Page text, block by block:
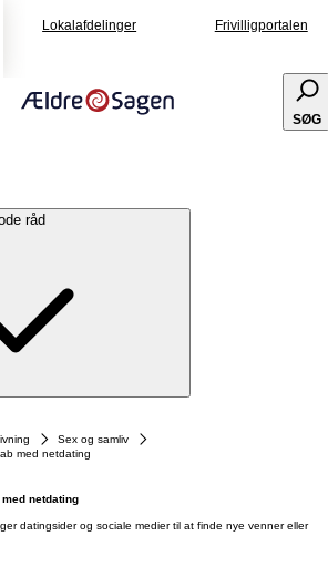
Lokalafdelinger Frivilligportalen
SØG
råd
Sex og samliv
med netdating
netdating
datingsider og sociale medier til at finde nye venner eller